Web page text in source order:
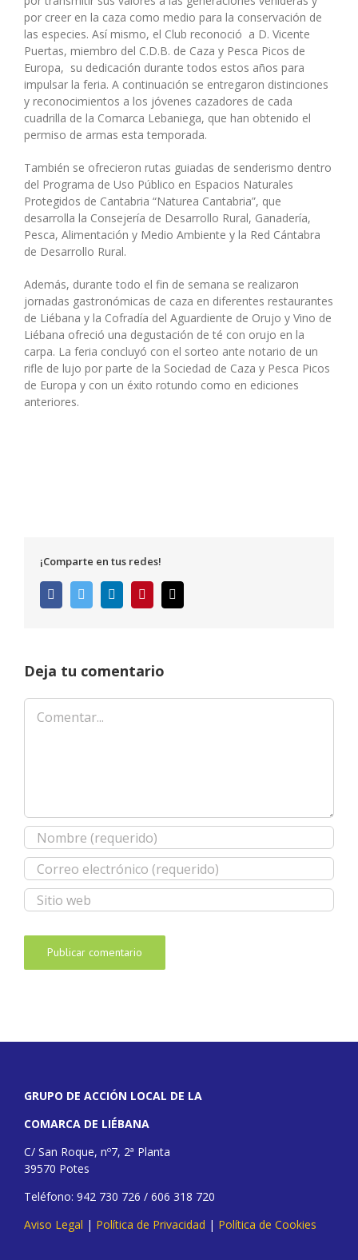
por creer en la caza como medio para la conservación de
las especies. Así mismo, el Club reconoció a D. Vicente
Puertas, miembro del C.D.B. de Caza y Pesca Picos de
Europa, su dedicación durante todos estos años para
impulsar la feria. A continuación se entregaron distinciones
y reconocimientos a los jóvenes cazadores de cada
cuadrilla de la Comarca Lebaniega, que han obtenido el
permiso de armas esta temporada.
También se ofrecieron rutas guiadas de senderismo dentro
del Programa de Uso Público en Espacios Naturales
Protegidos de Cantabria “Naturea Cantabria”, que
desarrolla la Consejería de Desarrollo Rural, Ganadería,
Pesca, Alimentación y Medio Ambiente y la Red Cántabra
de Desarrollo Rural.
Además, durante todo el fin de semana se realizaron
jornadas gastronómicas de caza en diferentes restaurantes
de Liébana y la Cofradía del Aguardiente de Orujo y Vino de
Liébana ofreció una degustación de té con orujo en la
carpa. La feria concluyó con el sorteo ante notario de un
rifle de lujo por parte de la Sociedad de Caza y Pesca Picos
de Europa y con un éxito rotundo como en ediciones
anteriores.
¡Comparte en tus redes!
FacebookTwitter LinkedInPinterest
electrónico
Deja tu comentario
Comentar
GRUPO DE ACCIÓN LOCAL DE LA
COMARCA DE LIÉBANA
C/ San Roque, nº7, 2ª Planta
39570 Potes
Teléfono: 942 730 726 / 606 318 720
Aviso Legal | Política de Privacidad | Política de Cookies